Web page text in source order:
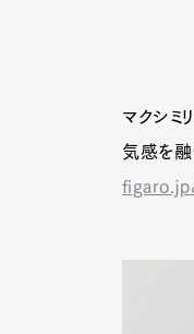
マクシミ
気感を融
figaro.jp